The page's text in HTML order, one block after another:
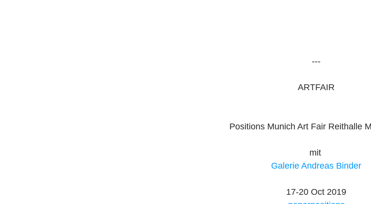
---
ARTFAIR
Positions Munich Art Fair Reithalle
mit
Galerie Andreas Binder
17-20 Oct 2019